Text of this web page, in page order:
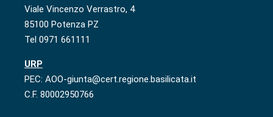
Viale Vincenzo Verrastro, 4
85100 Potenza PZ
Tel 0971 661111
URP
PEC: AOO-giunta@cert.regione.basilicata.it
C.F. 80002950766